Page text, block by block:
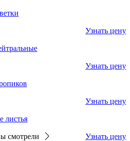
Узнать цену
Узнать цену
Узнать цену
листья
Узнать цену
смотрели